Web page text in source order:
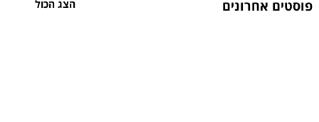
פוסטים אחרונים הצג הכול